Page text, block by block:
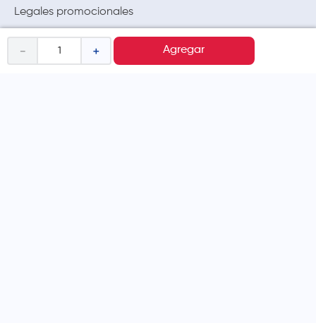
＋
－ Agregar
Legales promocionales